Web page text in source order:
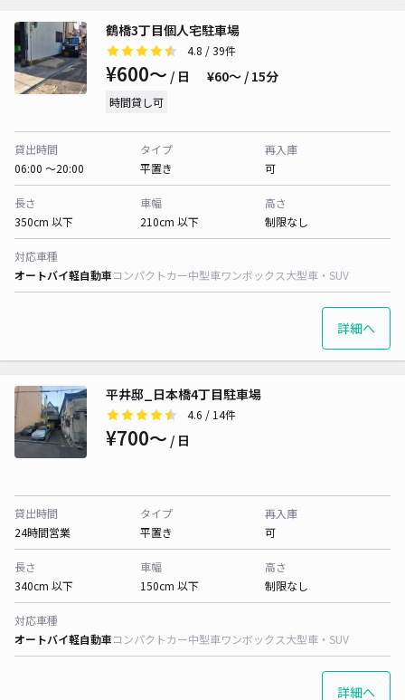
鶴橋3丁目個人宅駐車場
4.8 / 39件
¥600〜 / 日 ¥60〜 / 15分
時間貸し可
貸出時間
06:00 〜20:00
タイプ
平置き
再入庫
可
長さ
350cm 以下
車幅
210cm 以下
高さ
制限なし
対応車種
オートバイ軽自動車コンパクトカー中型車ワンボックス大型車・SUV
詳細へ
平井邸_日本橋4丁目駐車場
4.6 / 14件
¥700〜 / 日
貸出時間
24時間営業
タイプ
平置き
再入庫
可
長さ
340cm 以下
車幅
150cm 以下
高さ
制限なし
対応車種
オートバイ軽自動車コンパクトカー中型車ワンボックス大型車・SUV
詳細へ